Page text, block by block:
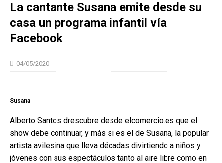
La cantante Susana emite desde su
casa un programa infantil vía
Facebook
04/05/2020
Susana
Alberto Santos drescubre desde elcomercio.es que el
show debe continuar, y más si es el de Susana, la popular
artista avilesina que lleva décadas divirtiendo a niños y
jóvenes con sus espectáculos tanto al aire libre como en